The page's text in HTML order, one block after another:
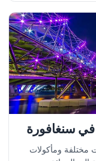
مختلفة ومأكولات